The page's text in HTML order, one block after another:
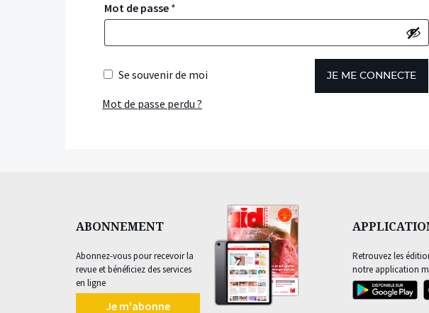
Mot de passe *
Se souvenir de moi JE ME CONNECTE
Mot de passe perdu ?
ABONNEMENT
Abonnez-vous pour recevoir la
revue et bénéficiez des services
en ligne
Je m'abonne
Retrouvez les
notre application